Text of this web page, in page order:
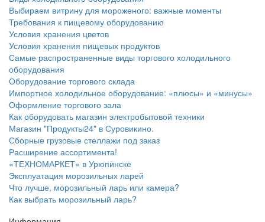
Выбираем витрину для мороженого: важные моменты
Требования к пищевому оборудованию
Условия хранения цветов
Условия хранения пищевых продуктов
Самые распространенные виды торгового холодильного
оборудования
Оборудование торгового склада
Импортное холодильное оборудование: «плюсы» и «минусы»
Оформление торгового зала
Как оборудовать магазин электробытовой техники
Магазин "Продукты24" в Суровикино.
Сборные грузовые стеллажи под заказ
Расширение ассортимента!
«ТЕХНОМАРКЕТ» в Урюпинске
Эксплуатация морозильных ларей
Что лучше, морозильный ларь или камера?
Как выбрать морозильный ларь?